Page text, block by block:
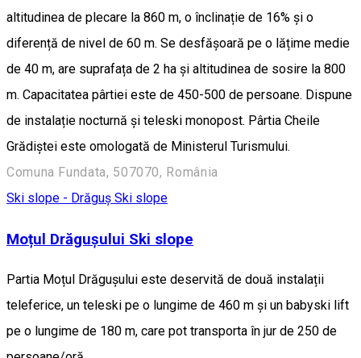
altitudinea de plecare la 860 m, o înclinație de 16% și o
diferență de nivel de 60 m. Se desfășoară pe o lățime medie
de 40 m, are suprafața de 2 ha și altitudinea de sosire la 800
m. Capacitatea pârtiei este de 450-500 de persoane. Dispune
de instalație nocturnă și teleski monopost. Pârtia Cheile
Grădiștei este omologată de Ministerul Turismului.
Comuna Fundata, 507070, România
Ski slope - Drăguș Ski slope
Moțul Drăgușului Ski slope
Partia Moțul Drăgușului este deservită de două instalații
teleferice, un teleski pe o lungime de 460 m și un babyski lift
pe o lungime de 180 m, care pot transporta în jur de 250 de